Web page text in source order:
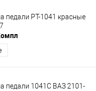
педали РТ-1041 красные
педали 1041С ВАЗ 2101-